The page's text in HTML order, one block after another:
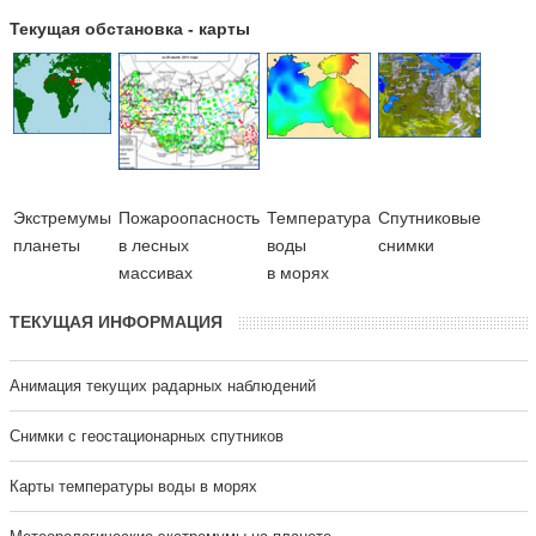
Текущая обстановка - карты
Экстремумы
планеты
Пожароопасность
в лесных
массивах
Температура
воды
в морях
Cпутниковые
снимки
ТЕКУЩАЯ ИНФОРМАЦИЯ
Анимация текущих радарных наблюдений
Cнимки с геостационарных спутников
Карты температуры воды в морях